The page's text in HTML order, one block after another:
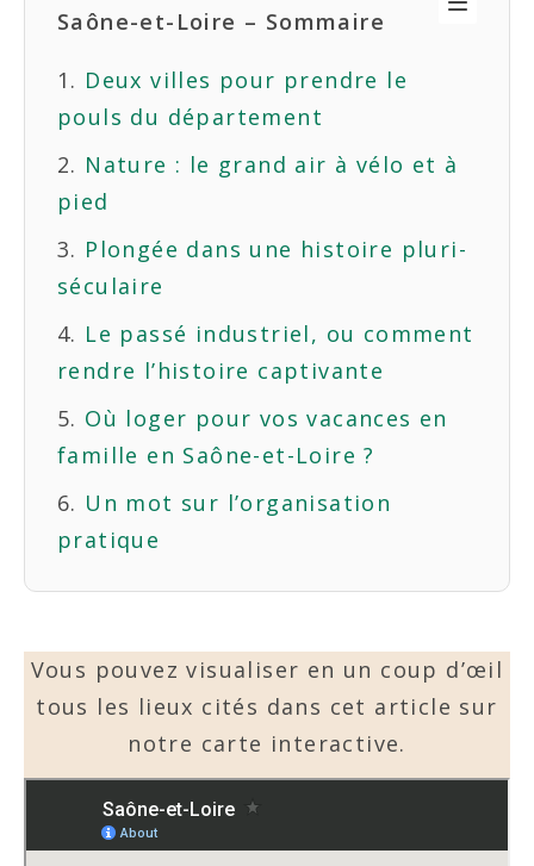
Saône-et-Loire – Sommaire
Deux villes pour prendre le
pouls du département
Nature : le grand air à vélo et à
pied
Plongée dans une histoire pluri-
séculaire
Le passé industriel, ou comment
rendre l’histoire captivante
Où loger pour vos vacances en
famille en Saône-et-Loire ?
Un mot sur l’organisation
pratique
Vous pouvez visualiser en un coup d’œil
tous les lieux cités dans cet article sur
notre carte interactive.